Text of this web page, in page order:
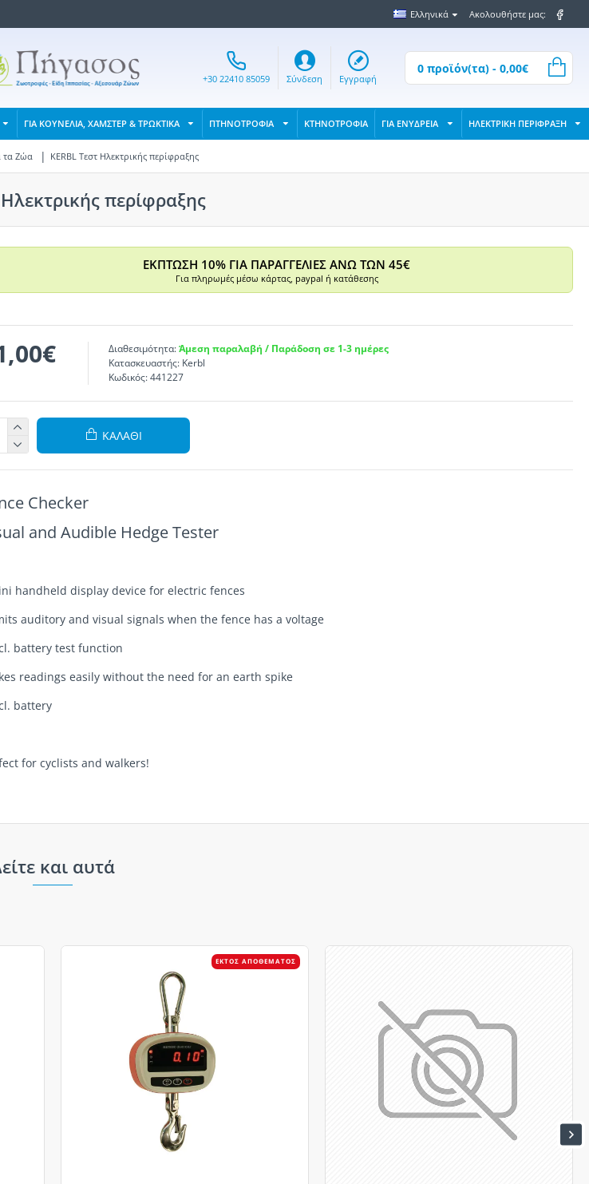
Ελληνικά Ακολουθήστε μας:
+30 22410 85059 Σύνδεση Εγγραφή
0 προϊόν(τα) - 0,00€
ΓΙΑ ΚΟΥΝΕΛΙΑ, ΧΑΜΣΤΕΡ & ΤΡΩΚΤΙΚΑ ΠΤΗΝΟΤΡΟΦΙΑ ΚΤΗΝΟΤΡΟΦΙΑ ΓΙΑ ΕΝΥΔΡΕΙΑ ΗΛΕΚΤΡΙΚΗ ΠΕΡΙΦΡΑΞΗ
τα Ζώα KERBL Τεστ Ηλεκτρικής περίφραξης
Ηλεκτρικής περίφραξης
ΕΚΠΤΩΣΗ 10% ΓΙΑ ΠΑΡΑΓΓΕΛΙΕΣ ΑΝΩ ΤΩΝ 45€
Για πληρωμές μέσω κάρτας, paypal ή κατάθεσης
Διαθεσιμότητα: Άμεση παραλαβή / Παράδοση σε 1-3 ημέρες
Κατασκευαστής: Kerbl
Κωδικός: 441227
ΚΑΛΆΘΙ
Checker
and Audible Hedge Tester
handheld display device for electric fences
auditory and visual signals when the fence has a voltage
battery test function
readings easily without the need for an earth spike
battery
for cyclists and walkers!
και αυτά
ΕΚΤΌΣ ΑΠΟΘΈΜΑΤΟΣ